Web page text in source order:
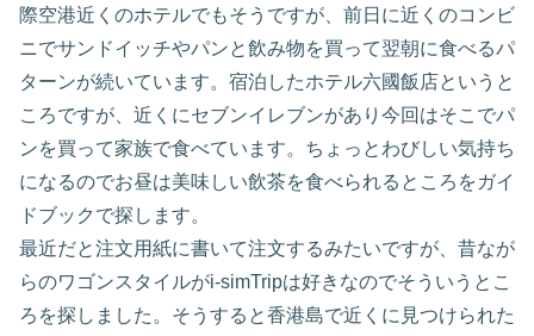
際空港近くのホテルでもそうですが、前日に近くのコンビ
ニでサンドイッチやパンと飲み物を買って翌朝に食べるパ
ターンが続いています。宿泊したホテル六國飯店というと
ころですが、近くにセブンイレブンがあり今回はそこでパ
ンを買って家族で食べています。ちょっとわびしい気持ち
になるのでお昼は美味しい飲茶を食べられるところをガイ
ドブックで探します。
最近だと注文用紙に書いて注文するみたいですが、昔なが
らのワゴンスタイルがi-simTripは好きなのでそういうとこ
ろを探しました。そうすると香港島で近くに見つけられた